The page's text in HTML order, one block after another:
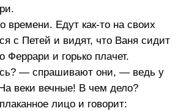
времени. Едут как-то на своих
с Петей и видят, что Ваня сидит
Феррари и горько плачет.
— спрашивают они, — ведь у
веки вечные! В чем дело?
лицо и говорит: